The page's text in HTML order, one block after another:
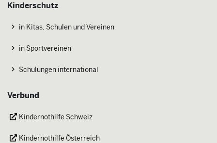
Kinderschutz
in Kitas, Schulen und Vereinen
in Sportvereinen
Schulungen international
Verbund
Kindernothilfe Schweiz
Kindernothilfe Österreich